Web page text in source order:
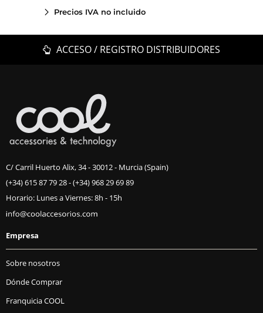
Precios IVA no incluido
ACCESO / REGISTRO DISTRIBUIDORES
C/ Carril Huerto Alix, 34 - 30012 - Murcia (Spain)
(+34) 615 87 79 28-(+34) 968 29 69 89
Horario: Lunes a Viernes: 8h - 15h
Empresa
Sobre nosotros
Dónde Comprar
Franquicia COOL